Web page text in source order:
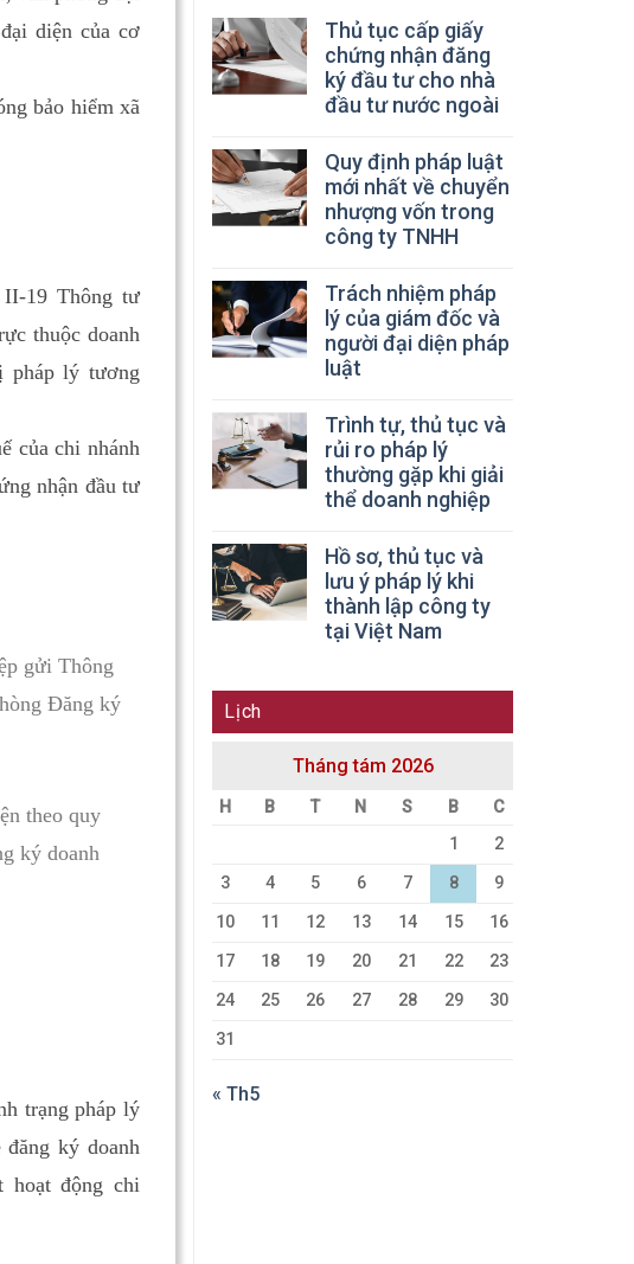
diện của cơ
bảo hiểm xã
19 Thông tư
thuộc doanh
pháp lý tương
của chi nhánh
nhận đầu tư
gửi Thông
Đăng ký
theo quy
ký doanh
trạng pháp lý
ký doanh
hoạt động chi
Thủ tục cấp giấy
chứng nhận đăng
ký đầu tư cho nhà
đầu tư nước ngoài
Quy định pháp luật
mới nhất về chuyển
nhượng vốn trong
công ty TNHH
Trách nhiệm pháp
lý của giám đốc và
người đại diện pháp
luật
Trình tự, thủ tục và
rủi ro pháp lý
thường gặp khi giải
thể doanh nghiệp
Hồ sơ, thủ tục và
lưu ý pháp lý khi
thành lập công ty
tại Việt Nam
Lịch
Tháng tám 2026
H B T N S B
C
1
2
3
4 5 6 7 8
9
10
11 12 13 14 15
16
17
18 19 20 21 22
23
24
25 26 27 28 29
30
31
« Th5